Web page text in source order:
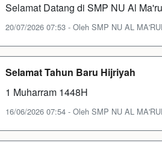
Selamat Datang di SMP NU Al
20/07/2026 07:53 - Oleh SMP NU AL
Selamat Tahun Baru Hijriyah
1 Muharram 1448H
16/06/2026 07:54 - Oleh SMP NU AL